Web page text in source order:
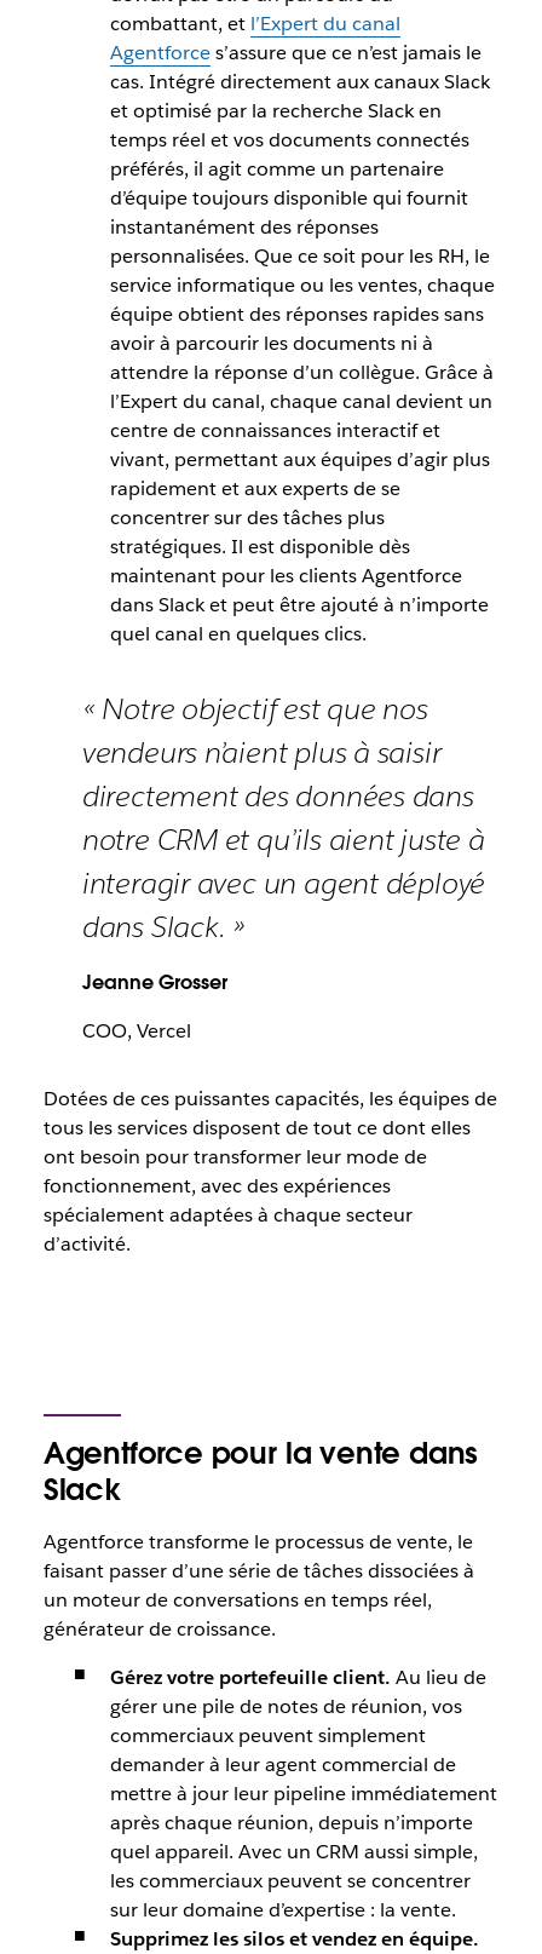
combattant, et l’Expert du canal
Agentforces’assure que ce n’est jamais le
cas. Intégré directement aux canaux Slack
et optimisé par la recherche Slack en
temps réel et vos documents connectés
préférés, il agit comme un partenaire
d’équipe toujours disponible qui fournit
instantanément des réponses
personnalisées. Que ce soit pour les RH, le
service informatique ou les ventes, chaque
équipe obtient des réponses rapides sans
avoir à parcourir les documents ni à
attendre la réponse d’un collègue. Grâce à
l’Expert du canal, chaque canal devient un
centre de connaissances interactif et
vivant, permettant aux équipes d’agir plus
rapidement et aux experts de se
concentrer sur des tâches plus
stratégiques. Il est disponible dès
maintenant pour les clients Agentforce
dans Slack et peut être ajouté à n’importe
quel canal en quelques clics.
« Notre objectif est que nos
vendeurs n’aient plus à saisir
directement des données dans
notre CRM et qu’ils aient juste à
interagir avec un agent déployé
dans Slack. »
Jeanne Grosser
COO, Vercel
Dotées de ces puissantes capacités, les équipes de
tous les services disposent de tout ce dont elles
ont besoin pour transformer leur mode de
fonctionnement, avec des expériences
spécialement adaptées à chaque secteur
d’activité.
Agentforce pour la vente dans
Slack
Agentforce transforme le processus de vente, le
faisant passer d’une série de tâches dissociées à
un moteur de conversations en temps réel,
générateur de croissance.
Gérez votre portefeuille client. Au lieu de
gérer une pile de notes de réunion, vos
commerciaux peuvent simplement
demander à leur agent commercial de
mettre à jour leur pipeline immédiatement
après chaque réunion, depuis n’importe
quel appareil. Avec un CRM aussi simple,
les commerciaux peuvent se concentrer
sur leur domaine d’expertise : la vente.
Supprimez les silos et vendez en équipe.